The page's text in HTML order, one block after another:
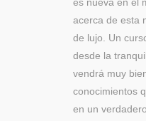
acerca de esta
de lujo. Un
desde la
vendrá muy
conocimientos
en un